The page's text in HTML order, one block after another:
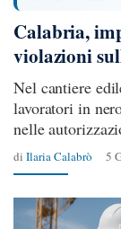
Calabria,
violazioni
Nel cantiere
lavoratori in
nelle
di Ilaria Calabrò 5